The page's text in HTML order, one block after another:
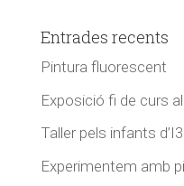
Entrades recents
Pintura fluorescent
Exposició fi de curs
Taller pels infants
Experimentem amb